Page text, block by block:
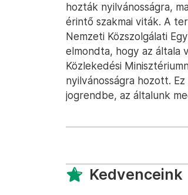
hozták nyilvánosságra,
érintő szakmai viták. A
Nemzeti Közszolgálati
elmondta, hogy az általa
Közlekedési
nyilvánosságra hozott.
jogrendbe, az általunk
Kedvenceink